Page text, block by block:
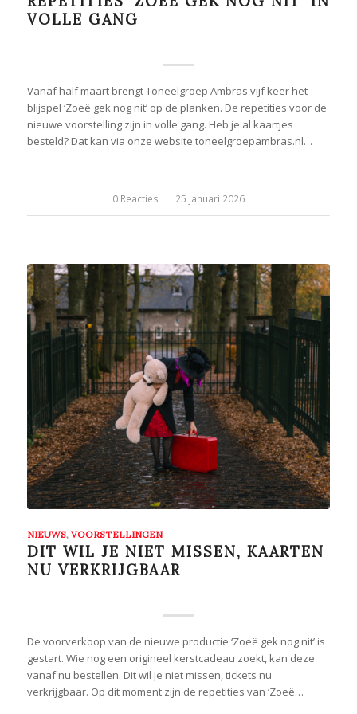
VOLLE GANG
Vanaf half maart brengt Toneelgroep Ambras vijf keer het
blijspel ‘Zoeë gek nog nit’ op de planken. De repetities voor de
nieuwe voorstelling zijn in volle gang. Heb je al kaartjes
besteld? Dat kan via onze website toneelgroepambras.nl…
0 Reacties
/ 25 januari 2026
NIEUWS, VOORSTELLINGEN
DIT WIL JE NIET MISSEN, KAARTEN
NU VERKRIJGBAAR
De voorverkoop van de nieuwe productie ‘Zoeë gek nog nit’ is
gestart. Wie nog een origineel kerstcadeau zoekt, kan deze
vanaf nu bestellen. Dit wil je niet missen, tickets nu
verkrijgbaar. Op dit moment zijn de repetities van ‘Zoeë…